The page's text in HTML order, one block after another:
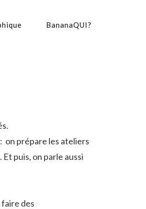
BananaQUI?
on prépare les ateliers
puis, on parle aussi
des